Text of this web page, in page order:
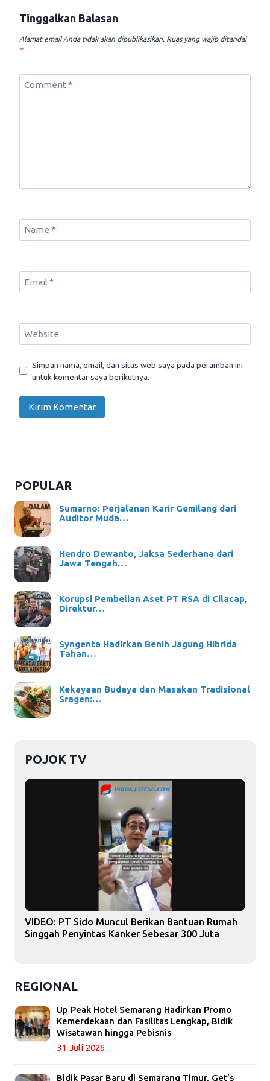
Tinggalkan Balasan
Alamat email Anda tidak akan dipublikasikan. Ruas yang wajib ditandai
*
Comment *
Name *
Email *
Website
Simpan nama, email, dan situs web saya pada peramban ini
untuk komentar saya berikutnya.
POPULAR
Sumarno: Perjalanan Karir Gemilang dari
Auditor Muda…
Hendro Dewanto, Jaksa Sederhana dari
Jawa Tengah…
Korupsi Pembelian Aset PT RSA di Cilacap,
Direktur…
Syngenta Hadirkan Benih Jagung Hibrida
Tahan…
Kekayaan Budaya dan Masakan Tradisional
Sragen:…
POJOK TV
VIDEO: PT Sido Muncul Berikan Bantuan Rumah
Singgah Penyintas Kanker Sebesar 300 Juta
REGIONAL
Up Peak Hotel Semarang Hadirkan Promo
Kemerdekaan dan Fasilitas Lengkap, Bidik
Wisatawan hingga Pebisnis
31 Juli 2026
Bidik Pasar Baru di Semarang Timur, Get’s